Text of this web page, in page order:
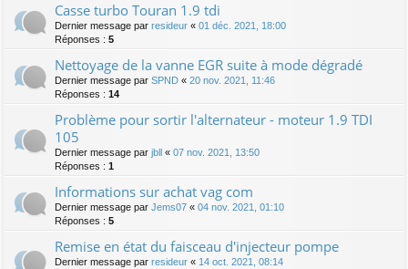
Casse turbo Touran 1.9 tdi
Dernier message par resideur « 01 déc. 2021, 18:00
Réponses : 5
Nettoyage de la vanne EGR suite à mode dégradé
Dernier message par SPND « 20 nov. 2021, 11:46
Réponses : 14
Problème pour sortir l'alternateur - moteur 1.9 TDI
105
Dernier message par jbll « 07 nov. 2021, 13:50
Réponses : 1
Informations sur achat vag com
Dernier message par Jems07 « 04 nov. 2021, 01:10
Réponses : 5
Remise en état du faisceau d'injecteur pompe
Dernier message par resideur « 14 oct. 2021, 08:14